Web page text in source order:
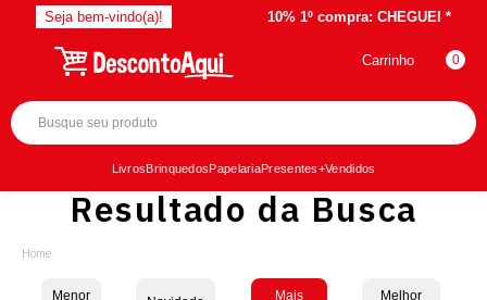
Seja bem-vindo(a)! 10% 1º compra: CHEGUEI *
Carrinho 0
LivrosBrinquedosPapelariaPresentes+Vendidos
Resultado da Busca
Menor
Mais
Melhor